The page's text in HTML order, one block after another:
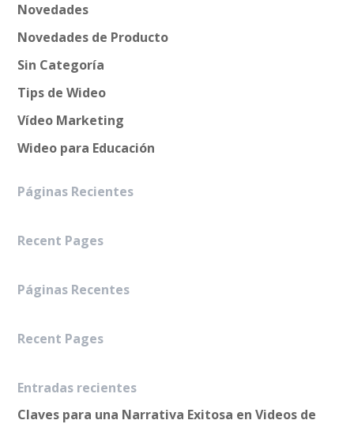
Novedades
Novedades de Producto
Sin Categoría
Tips de Wideo
Vídeo Marketing
Wideo para Educación
Páginas Recientes
Recent Pages
Páginas Recentes
Recent Pages
Entradas recientes
Claves para una Narrativa Exitosa en Videos de